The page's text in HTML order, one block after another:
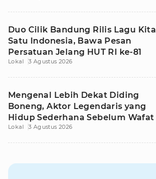
Duo Cilik Bandung Rilis Lagu Kita
Satu Indonesia, Bawa Pesan
Persatuan Jelang HUT RI ke-81
Lokal 3 Agustus 2026
Mengenal Lebih Dekat Diding
Boneng, Aktor Legendaris yang
Hidup Sederhana Sebelum Wafat
Lokal 3 Agustus 2026